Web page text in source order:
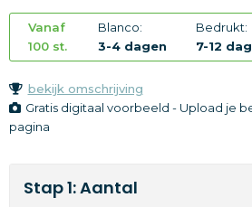
Merken
Vanaf
100 st.
Blanco:
3-4 dagen
Bedrukt:
7-12
bekijk omschrijving
Gratis digitaal voorbeeld - Upload je
pagina
Stap 1: Aantal